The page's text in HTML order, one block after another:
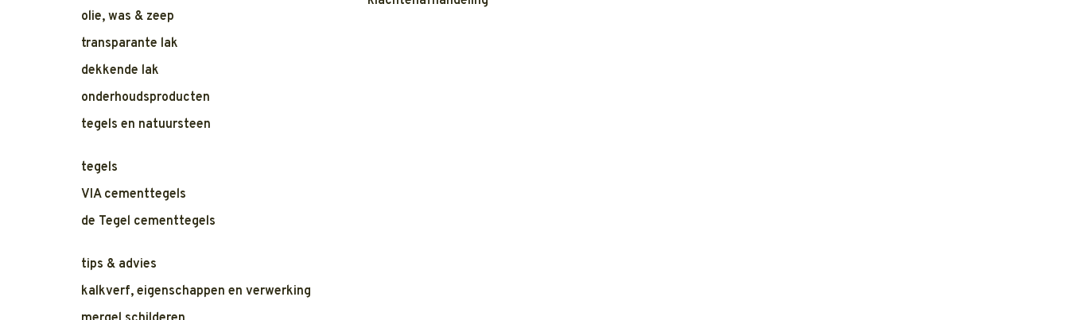
olie, was & zeep
transparante lak
dekkende lak
onderhoudsproducten
tegels en natuursteen
tegels
VIA cementtegels
de Tegel cementtegels
tips & advies
kalkverf, eigenschappen en verwerking